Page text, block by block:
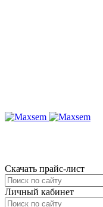
Скачать прайс-лист
Личный кабинет